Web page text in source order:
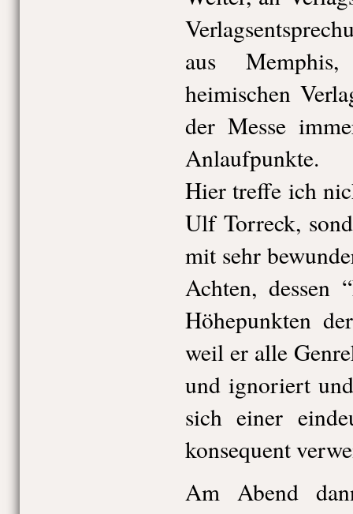
aus
heimischen
der Messe
Anlaufpunkte.
Hier treffe ich
Ulf Torreck,
mit sehr
Achten, dessen
Höhepunkten
weil er alle
und ignoriert
sich einer
konsequent
Am Abend